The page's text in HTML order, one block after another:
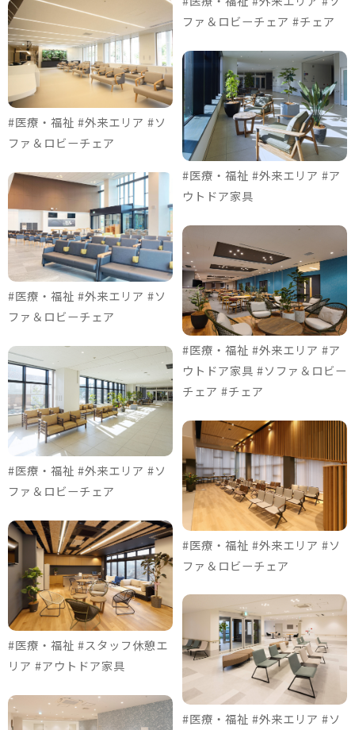
#医療・福祉 #外来エリア #ソ
ファ＆ロビーチェア
#医療・福祉 #外来エリア #ソ
ファ＆ロビーチェア
#医療・福祉 #外来エリア #ソ
ファ＆ロビーチェア
#医療・福祉 #スタッフ休憩エ
リア #アウトドア家具
ファ＆ロビーチェア #チェア
#医療・福祉 #外来エリア #ア
ウトドア家具
#医療・福祉 #外来エリア #ア
ウトドア家具 #ソファ＆ロビー
チェア #チェア
#医療・福祉 #外来エリア #ソ
ファ＆ロビーチェア
#医療・福祉 #外来エリア #ソ